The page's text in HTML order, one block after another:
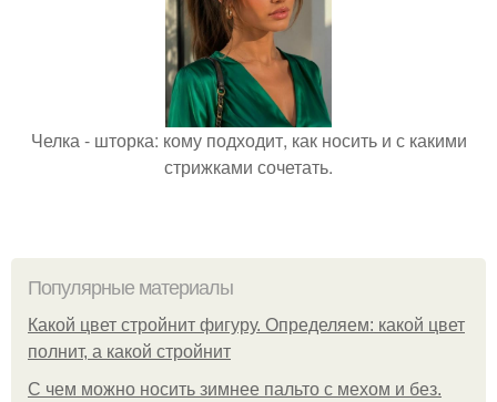
Челка - шторка: кому подходит, как носить и с какими
стрижками сочетать.
Популярные материалы
Какой цвет стройнит фигуру. Определяем: какой цвет
полнит, а какой стройнит
C чем можно носить зимнее пальто с мехом и без.